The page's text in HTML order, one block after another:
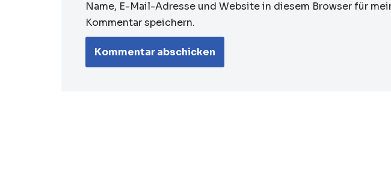
Name, E-Mail-Adresse und Website in diesem Browser für
Kommentar speichern.